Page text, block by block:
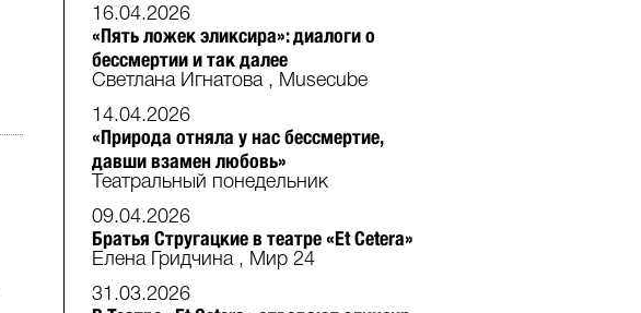
16.04.2026
«Пять ложек эликсира»: диалоги о
бессмертии и так далее
Светлана Игнатова , Musecube
14.04.2026
«Природа отняла у нас бессмертие,
давши взамен любовь»
Театральный понедельник
09.04.2026
Братья Стругацкие в театре «Et Cetera»
Елена Гридчина , Мир 24
31.03.2026